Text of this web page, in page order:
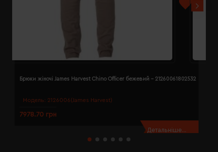
Модель: 2126006(James Harvest)
Брюки жіночі James Harvest Chino Officer бежевий - 21260061802532
7978.70 грн
Детальніше...